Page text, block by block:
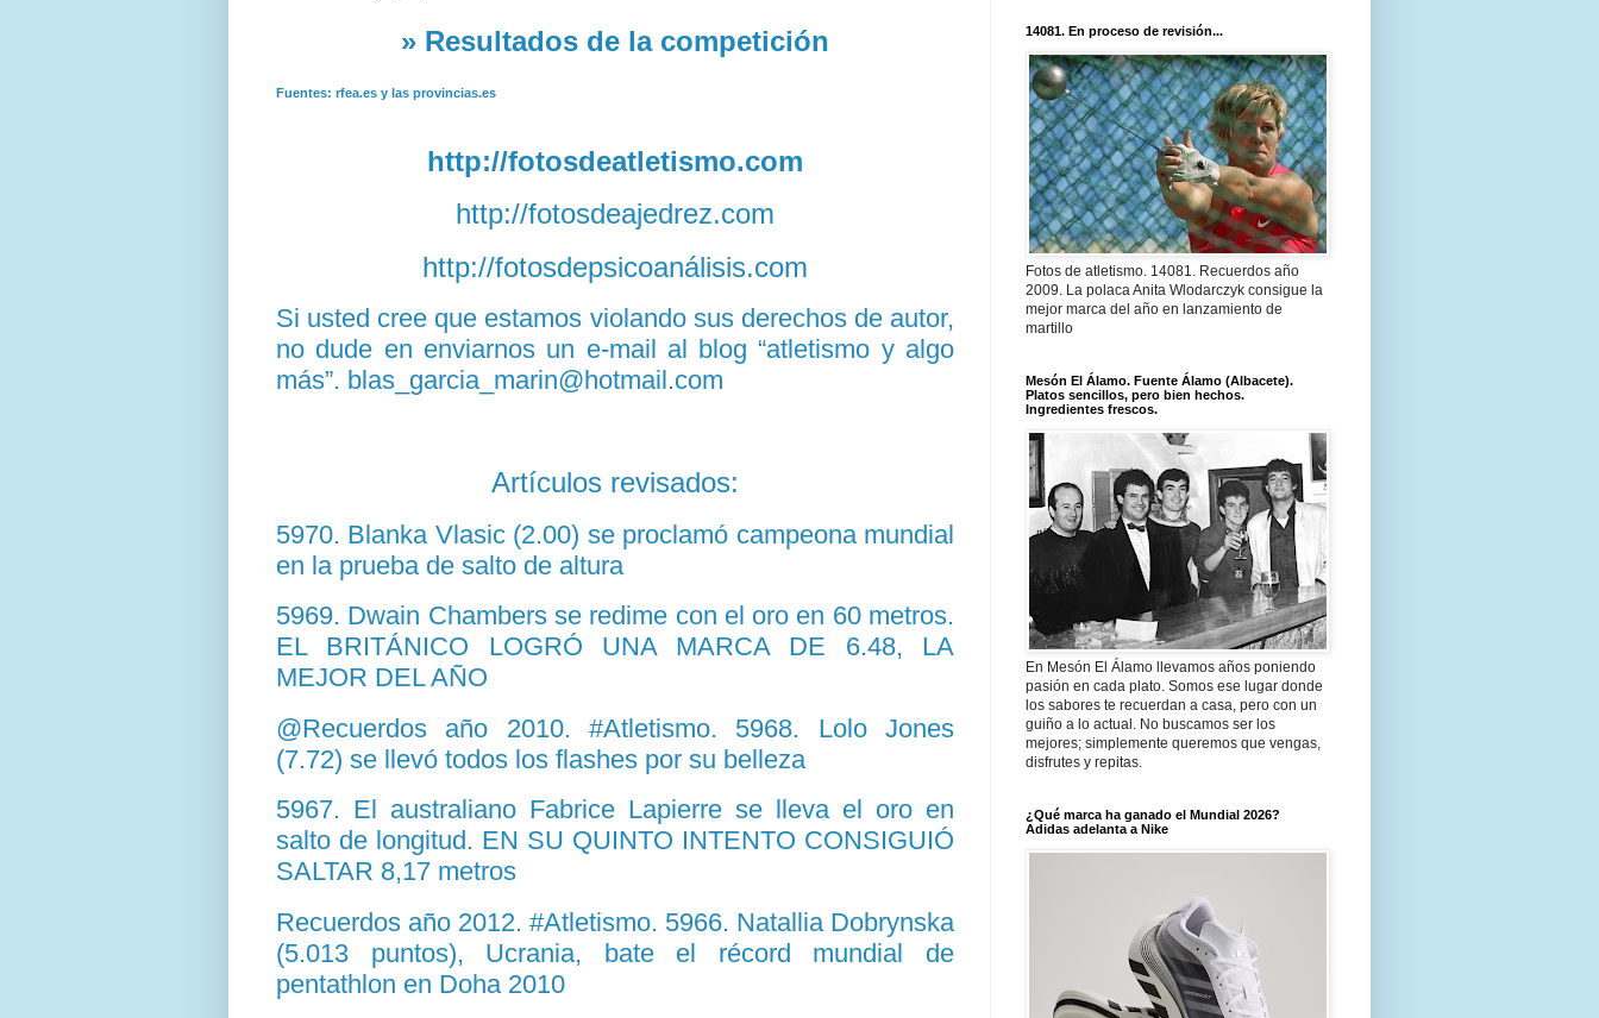
» Resultados de la competición
Fuentes: rfea.es y las provincias.es
http://fotosdeatletismo.com
http://fotosdeajedrez.com
http://fotosdepsicoanálisis.com
Si usted cree que estamos violando sus derechos de autor,
no dude en enviarnos un e-mail al blog “atletismo y algo
más”. blas_garcia_marin@hotmail.com
Artículos revisados:
5970. Blanka Vlasic (2.00) se proclamó campeona mundial
en la prueba de salto de altura
5969. Dwain Chambers se redime con el oro en 60 metros.
EL BRITÁNICO LOGRÓ UNA MARCA DE 6.48, LA
MEJOR DEL AÑO
@Recuerdos año 2010. #Atletismo. 5968. Lolo Jones
(7.72) se llevó todos los flashes por su belleza
5967. El australiano Fabrice Lapierre se lleva el oro en
salto de longitud. EN SU QUINTO INTENTO CONSIGUIÓ
SALTAR 8,17 metros
Recuerdos año 2012. #Atletismo. 5966. Natallia Dobrynska
(5.013 puntos), Ucrania, bate el récord mundial de
pentathlon en Doha 2010
14081. En proceso de revisión...
Fotos de atletismo. 14081. Recuerdos año
2009. La polaca Anita Wlodarczyk consigue la
mejor marca del año en lanzamiento de
martillo
Mesón El Álamo. Fuente Álamo (Albacete).
Platos sencillos, pero bien hechos.
Ingredientes frescos.
En Mesón El Álamo llevamos años poniendo
pasión en cada plato. Somos ese lugar donde
los sabores te recuerdan a casa, pero con un
guiño a lo actual. No buscamos ser los
mejores; simplemente queremos que vengas,
disfrutes y repitas.
¿Qué marca ha ganado el Mundial 2026?
Adidas adelanta a Nike